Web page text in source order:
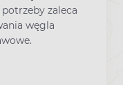
zaleca
węgla